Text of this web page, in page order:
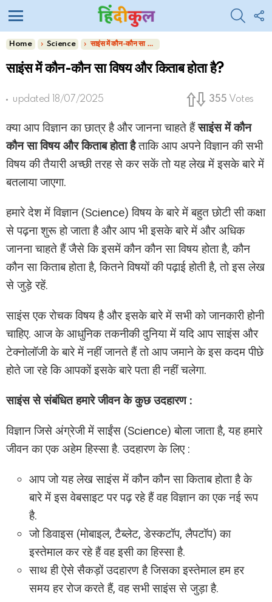
You are here:
Home Science साइंस में कौन-कौन सा विषय और किताब होता है?
साइंस में कौन-कौन सा विषय और किताब होता है?
updated 18/07/2025 355 Votes
क्या आप विज्ञान का छात्र है और जानना चाहते हैंसाइंस में कौन
कौन सा विषय और किताब होता हैताकि आप अपने विज्ञान की सभी
विषय की तैयारी अच्छी तरह से कर सकें तो यह लेख में इसके बारे में
बतलाया जाएगा.
हमारे देश में विज्ञान (Science) विषय के बारे में बहुत छोटी सी कक्षा
से पढ़ना शुरू हो जाता है और आप भी इसके बारे में और अधिक
जानना चाहते हैं जैसे कि इसमें कौन कौन सा विषय होता है, कौन
कौन सा किताब होता है, कितने विषयों की पढ़ाई होती है, तो इस लेख
से जुड़े रहें.
साइंस एक रोचक विषय है और इसके बारे में सभी को जानकारी होनी
चाहिए. आज के आधुनिक तकनीकी दुनिया में यदि आप साइंस और
टेक्नोलॉजी के बारे में नहीं जानते हैं तो आप जमाने के इस कदम पीछे
होते जा रहे कि आपकों इसके बारे पता ही नहीं चलेगा.
साइंस से संबंधित हमारे जीवन के कुछ उदहारण :
विज्ञान जिसे अंग्रेजी में साईंस (Science) बोला जाता है, यह हमारे
जीवन का एक अहेम हिस्सा है. उदहारण के लिए :
आप जो यह लेख साइंस में कौन कौन सा किताब होता है के
बारे में इस वेबसाइट पर पढ़ रहे हैं वह विज्ञान का एक नई रूप
है.
जो डिवाइस (मोबाइल, टैब्लेट, डेस्कटॉप, लैपटॉप) का
इस्तेमाल कर रहे हैं वह इसी का हिस्सा है.
साथ ही ऐसे सैकड़ों उदहारण है जिसका इस्तेमाल हम हर
समय हर रोज करते हैं, वह सभी साइंस से जुड़ा है.